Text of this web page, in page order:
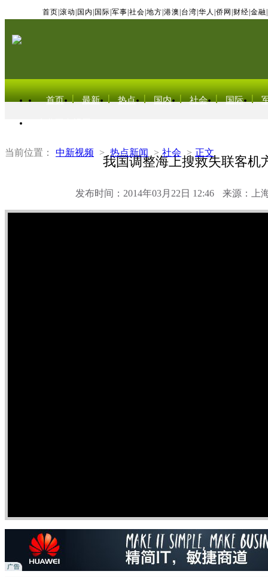
首页 滚动 国内 国际 军事 社会 地方 港澳 台湾 华人 侨网 财经 金融
首页 最新 热点 国内 社会 国际
当前位置： 中新视频 > 热点新闻 > 社会 > 正文
我国调整海上搜救失联客机
发布时间：2014年03月22日 12:46 来源：上